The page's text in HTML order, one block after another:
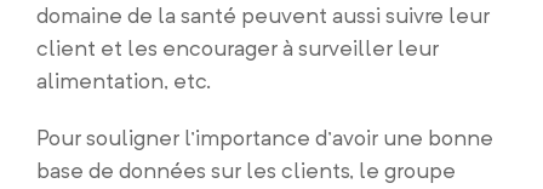
domaine de la santé peuvent aussi suivre leur
client et les encourager à surveiller leur
alimentation, etc.
Pour souligner l’importance d’avoir une bonne
base de données sur les clients, le groupe